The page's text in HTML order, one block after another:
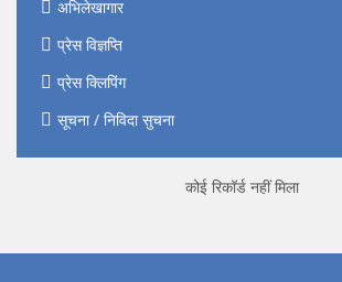
अभिलेखागार
प्रेस विज्ञप्ति
प्रेस क्लिपिंग
सूचना / निविदा सुचना
कोई रिकॉर्ड नहीं मिला